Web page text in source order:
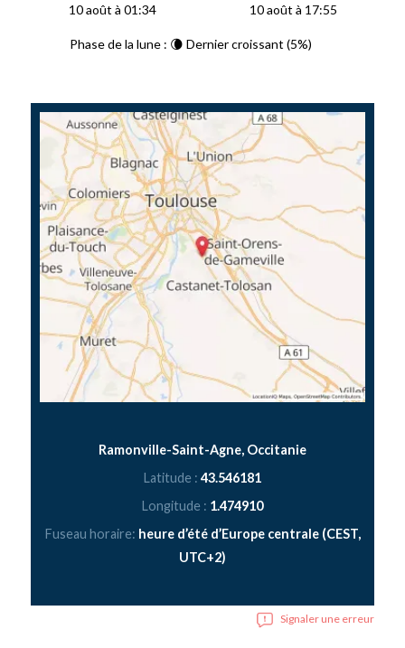
10 août à 01:34
10 août à 17:55
Phase de la lune : 🌘 Dernier croissant (5%)
Ramonville-Saint-Agne, Occitanie
Latitude : 43.546181
Longitude : 1.474910
Fuseau horaire: heure d’été d’Europe centrale (CEST,
UTC+2)
Signaler une erreur